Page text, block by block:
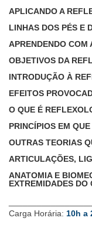
APLICANDO A
LINHAS DOS PÉS E
APRENDENDO COM
OBJETIVOS DA
INTRODUÇÃO À
EFEITOS
O QUE É
PRINCÍPIOS EM
OUTRAS TEORIAS
ARTICULAÇÕES,
ANATOMIA E
EXTREMIDADES DO
Carga Horária: 10h a